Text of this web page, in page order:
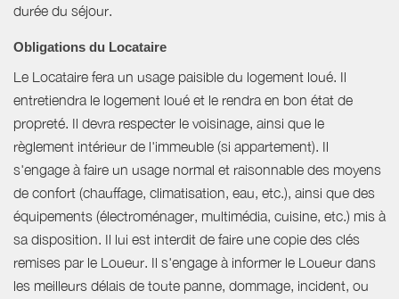
durée du séjour.
Obligations du Locataire
Le Locataire fera un usage paisible du logement loué. Il
entretiendra le logement loué et le rendra en bon état de
propreté. Il devra respecter le voisinage, ainsi que le
règlement intérieur de l'immeuble (si appartement). Il
s'engage à faire un usage normal et raisonnable des moyens
de confort (chauffage, climatisation, eau, etc.), ainsi que des
équipements (électroménager, multimédia, cuisine, etc.) mis à
sa disposition. Il lui est interdit de faire une copie des clés
remises par le Loueur. Il s'engage à informer le Loueur dans
les meilleurs délais de toute panne, dommage, incident, ou